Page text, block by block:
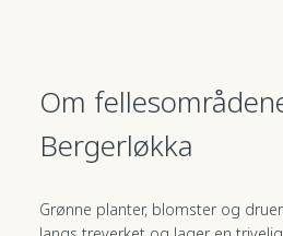
Om
Bergerløkka
Grønne planter, blomster og